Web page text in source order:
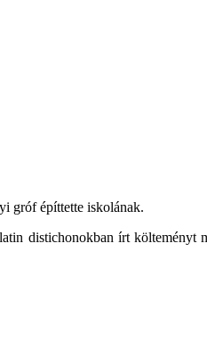
gróf építtette iskolának.
distichonokban írt költeményt